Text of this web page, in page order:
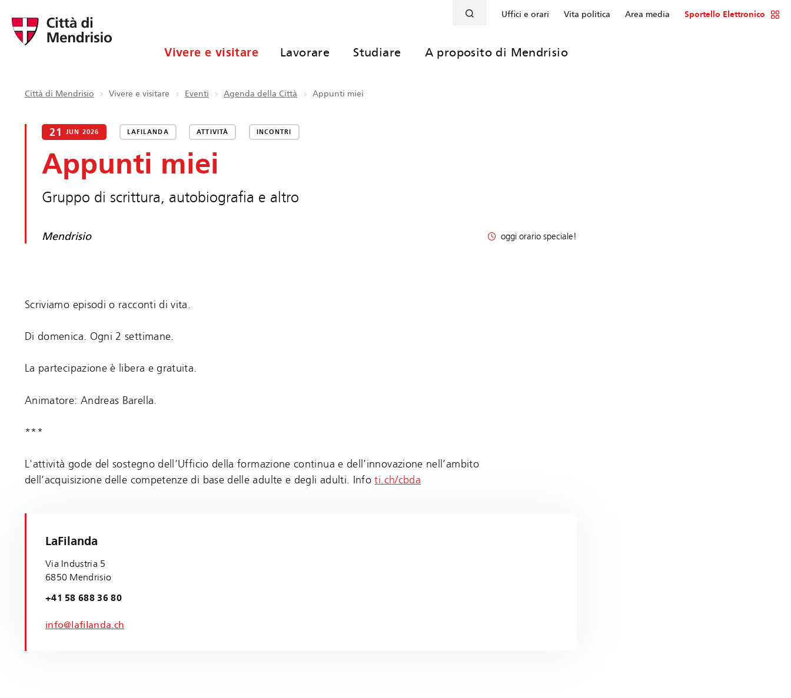
Uffici e orari Vita politica Area media Sportello Elettronico
Vivere e visitare Lavorare Studiare A proposito di Mendrisio
Città di Mendrisio Vivere e visitare Eventi Agenda della Città Appunti miei
21 JUN 2026 LAFILANDA ATTIVITÀ INCONTRI
Appunti miei
Gruppo di scrittura, autobiografia e altro
Mendrisio oggi orario speciale!
Scriviamo episodi o racconti di vita.
Di domenica. Ogni 2 settimane.
La partecipazione è libera e gratuita.
Animatore: Andreas Barella.
***
L'attività gode del sostegno dell’Ufficio della formazione continua e dell’innovazione nell’ambito
dell’acquisizione delle competenze di base delle adulte e degli adulti. Infoti.ch/cbda
LaFilanda
Via Industria 5
6850 Mendrisio
+41 58 688 36 80
info@lafilanda.ch